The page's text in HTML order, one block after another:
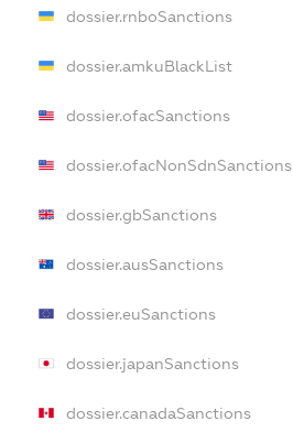
dossier.rnboSanctions
dossier.amkuBlackList
dossier.ofacSanctions
dossier.ofacNonSdnSanctions
dossier.gbSanctions
dossier.ausSanctions
dossier.euSanctions
dossier.japanSanctions
dossier.canadaSanctions